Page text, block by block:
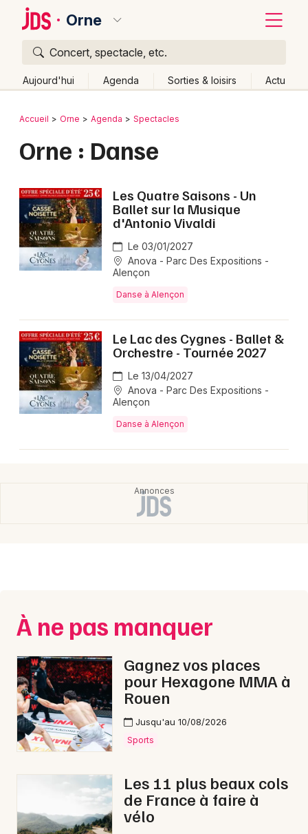
Orne
Concert, spectacle, etc.
Aujourd'hui Agenda Sorties & loisirs Actu
Publier un événement
Grands événements
Activité & Expérience
Manifestations
Spectacles
Concerts
Sports
Newsletter des sorties
Artistes en tournée
Actus dans l' Orne
Magazine dans l' Orne
Bordeaux
Lille
Lyon
Marseille
Nantes
Nice
Paris
Retour
Accueil Orne Agenda Spectacles
Orne : Danse
Les Quatre Saisons - Un
Ballet sur la Musique
d'Antonio Vivaldi
Le 03/01/2027
Anova - Parc Des Expositions -
Alençon
Danse à Alençon
Le Lac des Cygnes - Ballet &
Orchestre - Tournée 2027
Le 13/04/2027
Anova - Parc Des Expositions -
Alençon
Danse à Alençon
À ne pas manquer
Gagnez vos places
pour Hexagone MMA à
Rouen
Jusqu'au 10/08/2026
Sports
Les 11 plus beaux cols
de France à faire à
vélo
Quoi ?
Où ?
Changer de lieu
Aujourd'hui
Demain Ce week-end Autre